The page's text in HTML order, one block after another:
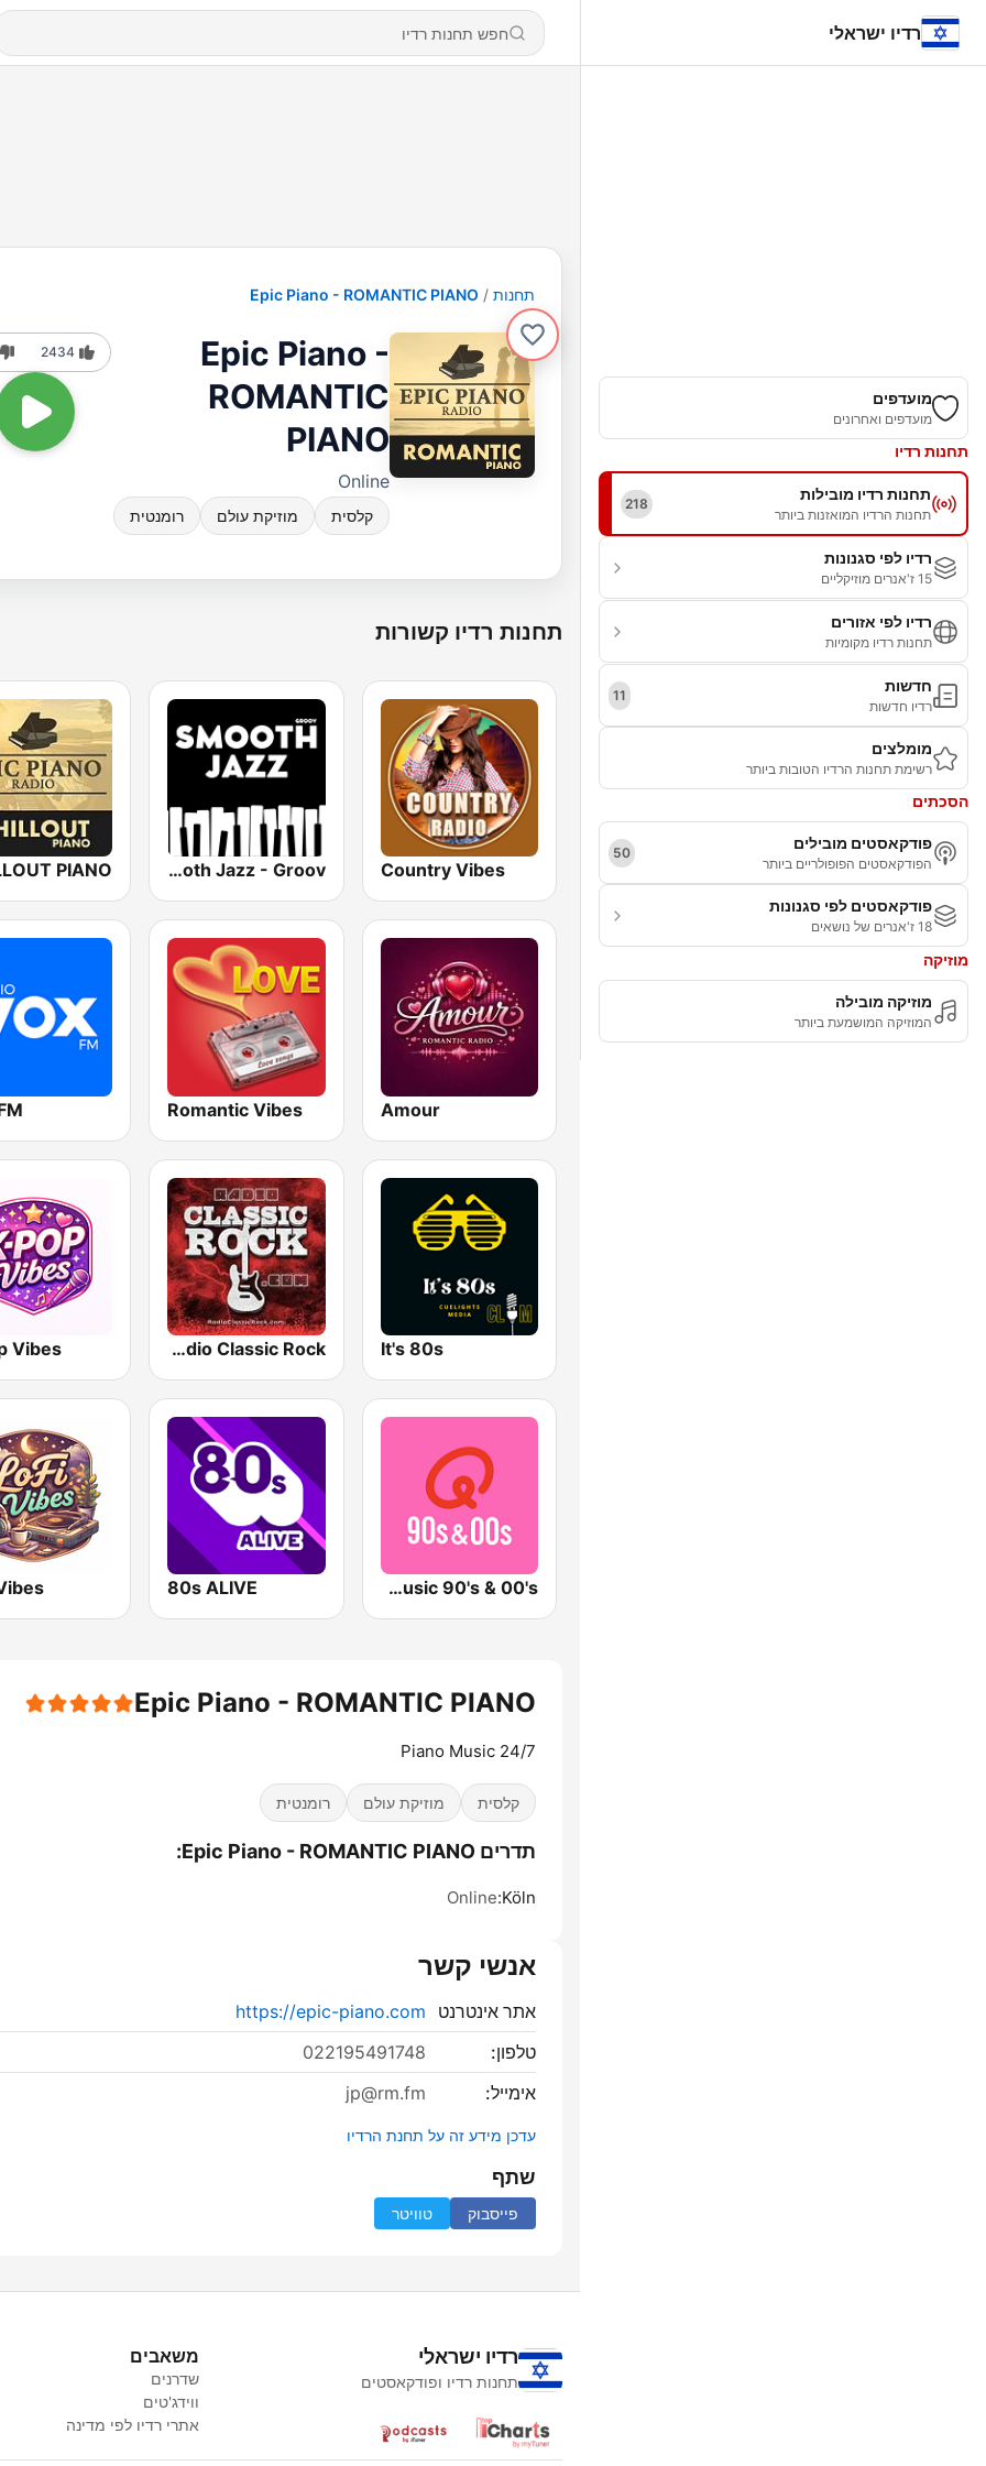
רדיו ישראלי
מועדפים
מועדפים ואחרונים
תחנות רדיו
תחנות רדיו מובילות
תחנות הרדיו המואזנות ביותר
218
רדיו לפי סגנונות
15 ז'אנרים מוזיקליים
רדיו לפי אזורים
תחנות רדיו מקומיות
חדשות
רדיו חדשות
11
מומלצים
רשימת תחנות הרדיו הטובות ביותר
הסכתים
פודקאסטים מובילים
הפודקאסטים הפופולריים ביותר
50
פודקאסטים לפי סגנונות
18 ז'אנרים של נושאים
מוזיקה
מוזיקה מובילה
המוזיקה המושמעת ביותר
תחנות Epic Piano - ROMANTIC PIANO
Epic Piano -
ROMANTIC
PIANO
Online
קלסית מוזיקת עולם רומנטית
2434
תחנות רדיו קשורות
Country Vibes
Smooth Jazz - Groov
Amour
Romantic Vibes
It's 80s
Radio Classic Rock
Vibes
Qmusic 90's & 00's
80s ALIVE
Epic Piano - ROMANTIC PIANO
24/7 Piano Music
קלסית מוזיקת עולם רומנטית
תדרים Epic Piano - ROMANTIC PIANO:
Köln:
Online
אנשי קשר
אתר אינטרנט
https://epic-piano.com
טלפון:
022195491748
אימייל:
jp@rm.fm
עדכן מידע זה על תחנת הרדיו
שתף
פייסבוק טוויטר
רדיו ישראלי
תחנות רדיו ופודקאסטים
משאבים
שדרנים
ווידג'טים
אתרי רדיו לפי מדינה